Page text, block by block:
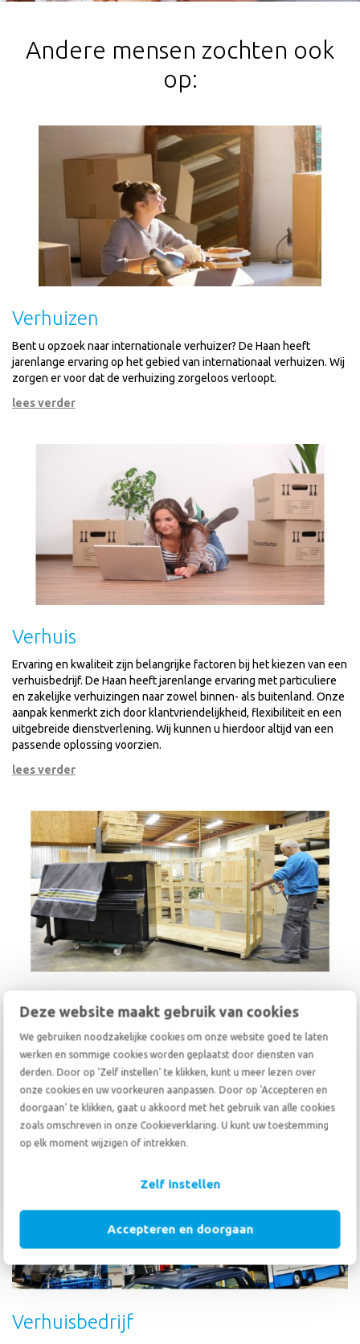
Deze website maakt gebruik van cookies
We gebruiken noodzakelijke cookies om onze website goed te laten
werken en sommige cookies worden geplaatst door diensten van
derden. Door op 'Zelf instellen' te klikken, kunt u meer lezen over
onze cookies en uw voorkeuren aanpassen. Door op 'Accepteren en
doorgaan' te klikken, gaat u akkoord met het gebruik van alle cookies
zoals omschreven in onze Cookieverklaring. U kunt uw toestemming
op elk moment wijzigen of intrekken.
Zelf instellen
Accepteren en doorgaan
Andere mensen zochten ook
op:
Verhuizen
Bent u opzoek naar internationale verhuizer? De Haan heeft
jarenlange ervaring op het gebied van internationaal verhuizen. Wij
zorgen er voor dat de verhuizing zorgeloos verloopt.
lees verder
Verhuis
Ervaring en kwaliteit zijn belangrijke factoren bij het kiezen van een
verhuisbedrijf. De Haan heeft jarenlange ervaring met particuliere
en zakelijke verhuizingen naar zowel binnen- als buitenland. Onze
aanpak kenmerkt zich door klantvriendelijkheid, flexibiliteit en een
uitgebreide dienstverlening. Wij kunnen u hierdoor altijd van een
passende oplossing voorzien.
lees verder
Intercontinentale verhuizing
Verhuis voordelig en zonder zorgen intercontinentaal met De Haan
door middel van onze relocation services. Informeer naar onze
groupage en haal het maximale uit uw budget.
lees verder
Verhuisbedrijf